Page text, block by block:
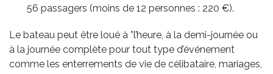
56 passagers (moins de 12 personnes : 220 €).
Le bateau peut être loué à *l’heure, à la demi-journée ou
à la journée complète pour tout type d’événement
comme les enterrements de vie de célibataire, mariages,